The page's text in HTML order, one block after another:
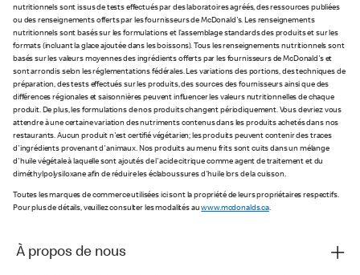
nutritionnels sont issus de tests effectués par des laboratoires agréés, des ressources publiées
ou des renseignements offerts par les fournisseurs de McDonald's. Les renseignements
nutritionnels sont basés sur les formulations et l’assemblage standards des produits et sur les
formats (incluant la glace ajoutée dans les boissons). Tous les renseignements nutritionnels sont
basés sur les valeurs moyennes des ingrédients offerts par les fournisseurs de McDonald's et
sont arrondis selon les réglementations fédérales. Les variations des portions, des techniques de
préparation, des tests effectués sur les produits, des sources des fournisseurs ainsi que des
différences régionales et saisonnières peuvent influencer les valeurs nutritionnelles de chaque
produit. De plus, les formulations de nos produits changent périodiquement. Vous devriez vous
attendre à une certaine variation des nutriments contenus dans les produits achetés dans nos
restaurants. Aucun produit n'est certifié végétarien; les produits peuvent contenir des traces
d'ingrédients provenant d'animaux. Nos produits au menu frits sont cuits dans un mélange
d'huile végétale à laquelle sont ajoutés de l'acide citrique comme agent de traitement et du
diméthylpolysiloxane afin de réduire les éclaboussures d'huile lors de la cuisson.
Toutes les marques de commerce utilisées ici sont la propriété de leurs propriétaires respectifs.
Pour plus de détails, veuillez consulter les modalités auwww.mcdonalds.ca.
À propos de nous